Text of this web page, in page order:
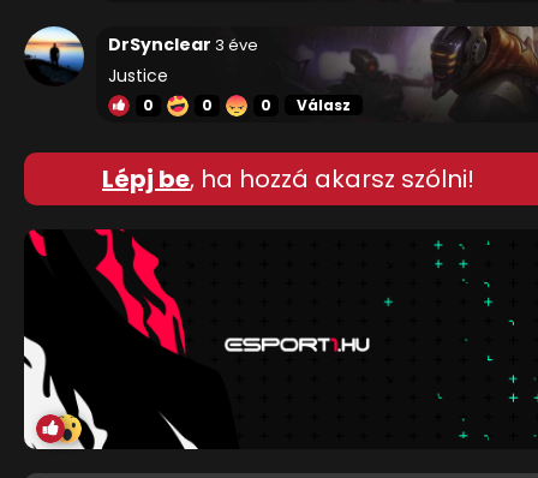
DrSynclear 3 éve
Justice
0 0 0 Válasz
Lépj be, ha hozzá akarsz szólni!